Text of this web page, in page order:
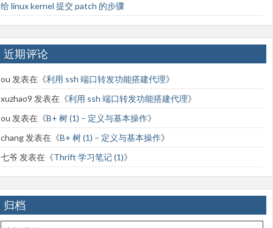
给 linux kernel 提交 patch 的步骤
近期评论
ou 发表在《利用 ssh 端口转发功能搭建代理》
xuzhao9 发表在《利用 ssh 端口转发功能搭建代理》
ou 发表在《B+ 树 (1) – 定义与基本操作》
chang 发表在《B+ 树 (1) – 定义与基本操作》
七爷 发表在《Thrift 学习笔记 (1)》
归档